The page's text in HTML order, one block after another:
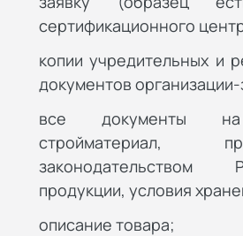
сертификационного
копии учредительных и
документов организации-
все документы на
стройматериал,
продукции, условия
описание товара;